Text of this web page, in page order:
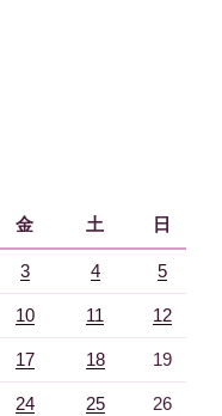
金 土 日
3 4 5
10 11 12
17 18 19
24 25 26